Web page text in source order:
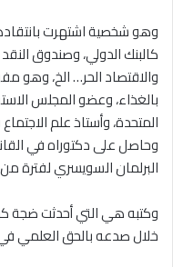
وهو شخصية اشتهرت
كالبنك الدولي، وصندوق
والاقتصاد الحر… الخ، وهو
بالغذاء، وعضو المجلس
المتحدة، وأستاذ علم
وحاصل على دكتوراه في
البرلمان السويسري لفترة
وكتبه هي التي أحدثت ضجة
خلال صدعه بالحق العلمي